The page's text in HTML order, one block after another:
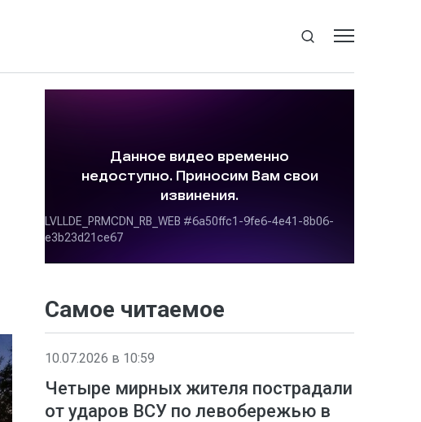
Самое читаемое
10.07.2026 в 10:59
Четыре мирных жителя пострадали
от ударов ВСУ по левобережью в